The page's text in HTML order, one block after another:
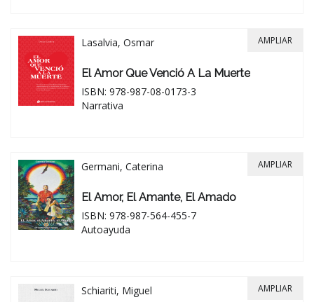
Lasalvia, Osmar
El Amor Que Venció A La Muerte
ISBN: 978-987-08-0173-3
Narrativa
AMPLIAR
Germani, Caterina
El Amor, El Amante, El Amado
ISBN: 978-987-564-455-7
Autoayuda
AMPLIAR
Schiariti, Miguel AMPLIAR